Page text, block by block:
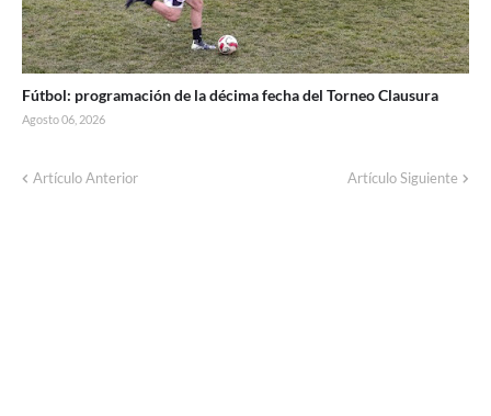
Fútbol: programación de la décima fecha del Torneo Clausura
Agosto 06, 2026
Artículo Anterior Artículo Siguiente